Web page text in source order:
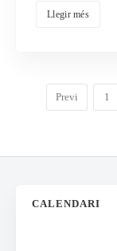
Llegir més
Previ 1
CALENDARI